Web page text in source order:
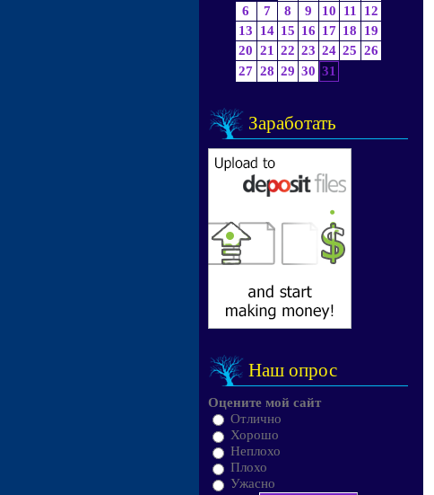
6
7 8 9 10 11
12
13
14 15 16 17 18
19
20 21 22 23 24 25 26
27 28 29 30 31
Заработать
Наш опрос
Оцените мой сайт
Отлично
Хорошо
Неплохо
Плохо
Ужасно